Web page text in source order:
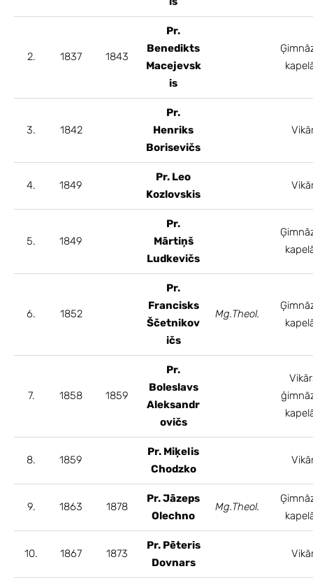
2. 1837 1843
Pr.
Benedikts
Macejevsk
is
3. 1842
Pr.
Henriks
Borisevičs
4. 1849
Pr. Leo
Kozlovskis
5. 1849
Pr.
Mārtiņš
Ludkevičs
6. 1852
Pr.
Francisks
Ščetnikov
ičs
Mg.Theol.
7. 1858 1859
Pr.
Boleslavs
Aleksandr
ovičs
8. 1859
Pr. Miķelis
Chodzko
9. 1863 1878
Pr. Jāzeps
Olechno
Mg.Theol.
10. 1867 1873
Pr. Pēteris
Dovnars